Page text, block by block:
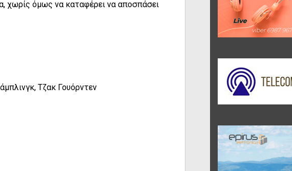
χωρίς όμως να καταφέρει να αποσπάσει
Τζακ Γουόρντεν